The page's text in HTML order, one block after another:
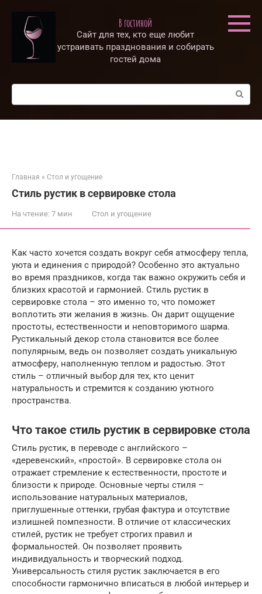
контенту
В гостиной
Сайт для тех, кто еще любит
устраивать празднования и собирать
гостей дома
Поиск:
Главная » Стол и угощение
Стиль рустик в сервировке стола
На чтение: 7 мин Стол и угощение
Как часто хочется создать вокруг себя атмосферу тепла,
уюта и единения с природой? Особенно это актуально
во время праздников, когда так важно окружить себя и
близких красотой и гармонией. Стиль рустик в
сервировке стола – это именно то, что поможет
воплотить эти желания в жизнь. Он дарит ощущение
простоты, естественности и неповторимого шарма.
Рустикальный декор стола становится все более
популярным, ведь он позволяет создать уникальную
атмосферу, наполненную теплом и радостью. Этот
стиль – отличный выбор для тех, кто ценит
натуральность и стремится к созданию уютного
пространства.
Что такое стиль рустик в сервировке стола
Стиль рустик, в переводе с английского –
«деревенский», «простой». В сервировке стола он
отражает стремление к естественности, простоте и
близости к природе. Основные черты стиля –
использование натуральных материалов,
приглушенные оттенки, грубая фактура и отсутствие
излишней помпезности. В отличие от классических
стилей, рустик не требует строгих правил и
формальностей. Он позволяет проявить
индивидуальность и творческий подход.
Универсальность стиля рустик заключается в его
способности гармонично вписаться в любой интерьер и